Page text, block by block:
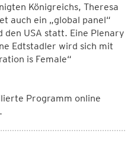
Königreichs, Theresa
auch ein „global panel“
USA statt. Eine Plenary
Edtstadler wird sich mit
is Female“
Programm online